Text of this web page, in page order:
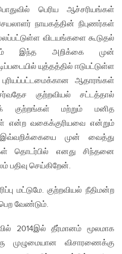
பெரிய ஆச்சரியங்கள்
நாயகத்தின் நிபுணர்கள்
விடயங்களை கூடுதல்
இந்த அறிக்கை முன்
யுத்தத்தில் ஈடுபட்டுள்ள
ஆதாரங்கள்
குற்றவியல் சட்டத்தால்
குற்றங்கள் மற்றும் மனித
என்ற வகைக்குரியவை என்றும்
முன் வைத்து
தொடர்பில் எனது சிந்தனை
பதிவு செய்கிறேன்.
மட்டுமே. குற்றவியல் நீதிமன்ற
வேண்டும்.
2014இல் தீர்மானம் மூலமாக
விசாரணைக்கு